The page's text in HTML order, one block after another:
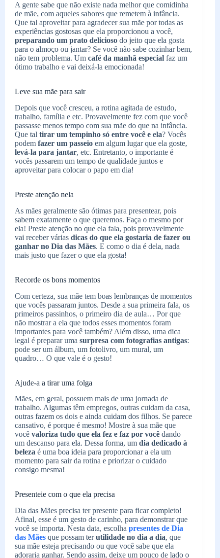
A gente sabe que não existe nada melhor que comidinha
de mãe, com aqueles sabores que remetem à infância.
Que tal aproveitar para agradecer sua mãe por todas as
experiências gostosas que ela proporcionou a você,
preparando um prato delicioso do jeito que ela gosta
para o almoço ou jantar? Se você não sabe cozinhar bem,
não tem problema. Um café da manhã especial faz um
ótimo trabalho e vai deixá-la emocionada!
Leve sua mãe para sair
Depois que você cresceu, a rotina agitada de estudo,
trabalho, família e etc. Provavelmente fez com que você
passasse menos tempo com sua mãe do que na infância.
Que tal tirar um tempinho só entre você e ela? Vocês
podem fazer um passeio em algum lugar que ela goste,
levá-la para jantar, etc. Entretanto, o importante é
vocês passarem um tempo de qualidade juntos e
aproveitar para colocar o papo em dia!
Preste atenção nela
As mães geralmente são ótimas para presentear, pois
sabem exatamente o que queremos. Faça o mesmo por
ela! Preste atenção no que ela fala, pois provavelmente
vai receber várias dicas do que ela gostaria de fazer ou
ganhar no Dia das Mães. E como o dia é dela, nada
mais justo que fazer o que ela gosta!
Recorde os bons momentos
Com certeza, sua mãe tem boas lembranças de momentos
que vocês passaram juntos. Desde a sua primeira fala, os
primeiros passinhos, o primeiro dia de aula… Por que
não mostrar a ela que todos esses momentos foram
importantes para você também? Além disso, uma dica
legal é preparar uma surpresa com fotografias antigas:
pode ser um álbum, um fotolivro, um mural, um
quadro… O que vale é o gesto!
Ajude-a a tirar uma folga
Mães, em geral, possuem mais de uma jornada de
trabalho. Algumas têm empregos, outras cuidam da casa,
outras fazem os dois e ainda cuidam dos filhos. Se parece
cansativo, é porque é mesmo! Mostre à sua mãe que
você valoriza tudo que ela fez e faz por você dando
um descanso para ela. Dessa forma, um dia dedicado à
beleza é uma boa ideia para proporcionar a ela um
momento para sair da rotina e priorizar o cuidado
consigo mesma!
Presenteie com o que ela precisa
Dia das Mães precisa ter presente para ficar completo!
Afinal, esse é um gesto de carinho, para demonstrar que
você se importa. Nesta data, escolha presentes de Dia
das Mães que possam terutilidade no dia a dia, que
sua mãe esteja precisando ou que você sabe que ela
adoraria ganhar. Sendo assim, deixe um pouco de lado o